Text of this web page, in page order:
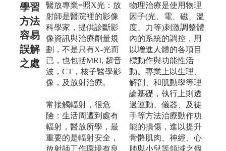
學習
方法
容易
誤解
之處
醫放專業=照X光：放
射師是醫院裡的影像
科學家，提供診斷影
像資訊與治療劑量規
劃，不是只有X-光而
已，也包括MRI, 超音
波，CT，核子醫學影
像，及放射治療。
常接觸輻射，很危
險：生活周遭到處有
輻射，醫放所學，最
重要的是輻射安全，
放射師工作環境有良
物理治療是使用物理
因子(光、電、磁、溫
度、力等)刺激調整體
內的系統的調控，用
以增進人體的各項目
標動作與功能性活
動。專業上以生理、
解剖、和肌動學等理
論基礎，執行上則透
過運動、儀器、及徒
手等方法治療動作功
能的損傷，進以提升
骨骼肌肉、神經、心
肺與小兒等領域之個